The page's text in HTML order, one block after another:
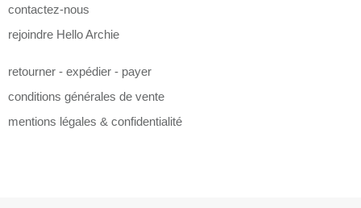
contactez-nous
rejoindre Hello Archie
retourner - expédier - payer
conditions générales de vente
mentions légales & confidentialité